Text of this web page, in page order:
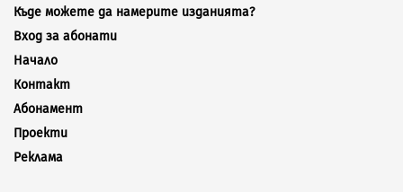
Къде можете да намерите изданията?
Вход за абонати
Начало
Контакт
Абонамент
Проекти
Реклама